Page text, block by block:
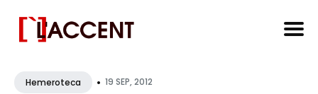
forHemeroteca • 19 SEP, 2012